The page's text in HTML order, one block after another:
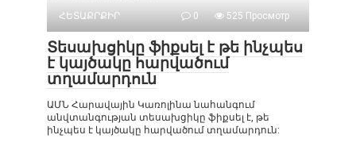
ՀԵՏԱՔՐՔԻՐ
0 525 Просмотр
Տեսախցիկը ֆիքսել է թե ինչպես
է կայծակը հարվածում
տղամարդուն
ԱՄՆ Հարավային Կառոլինա նահանգում
անվտանգության տեսախցիկը ֆիքսել է, թե
ինչպես է կայծակը հարվածում տղամարդուն: